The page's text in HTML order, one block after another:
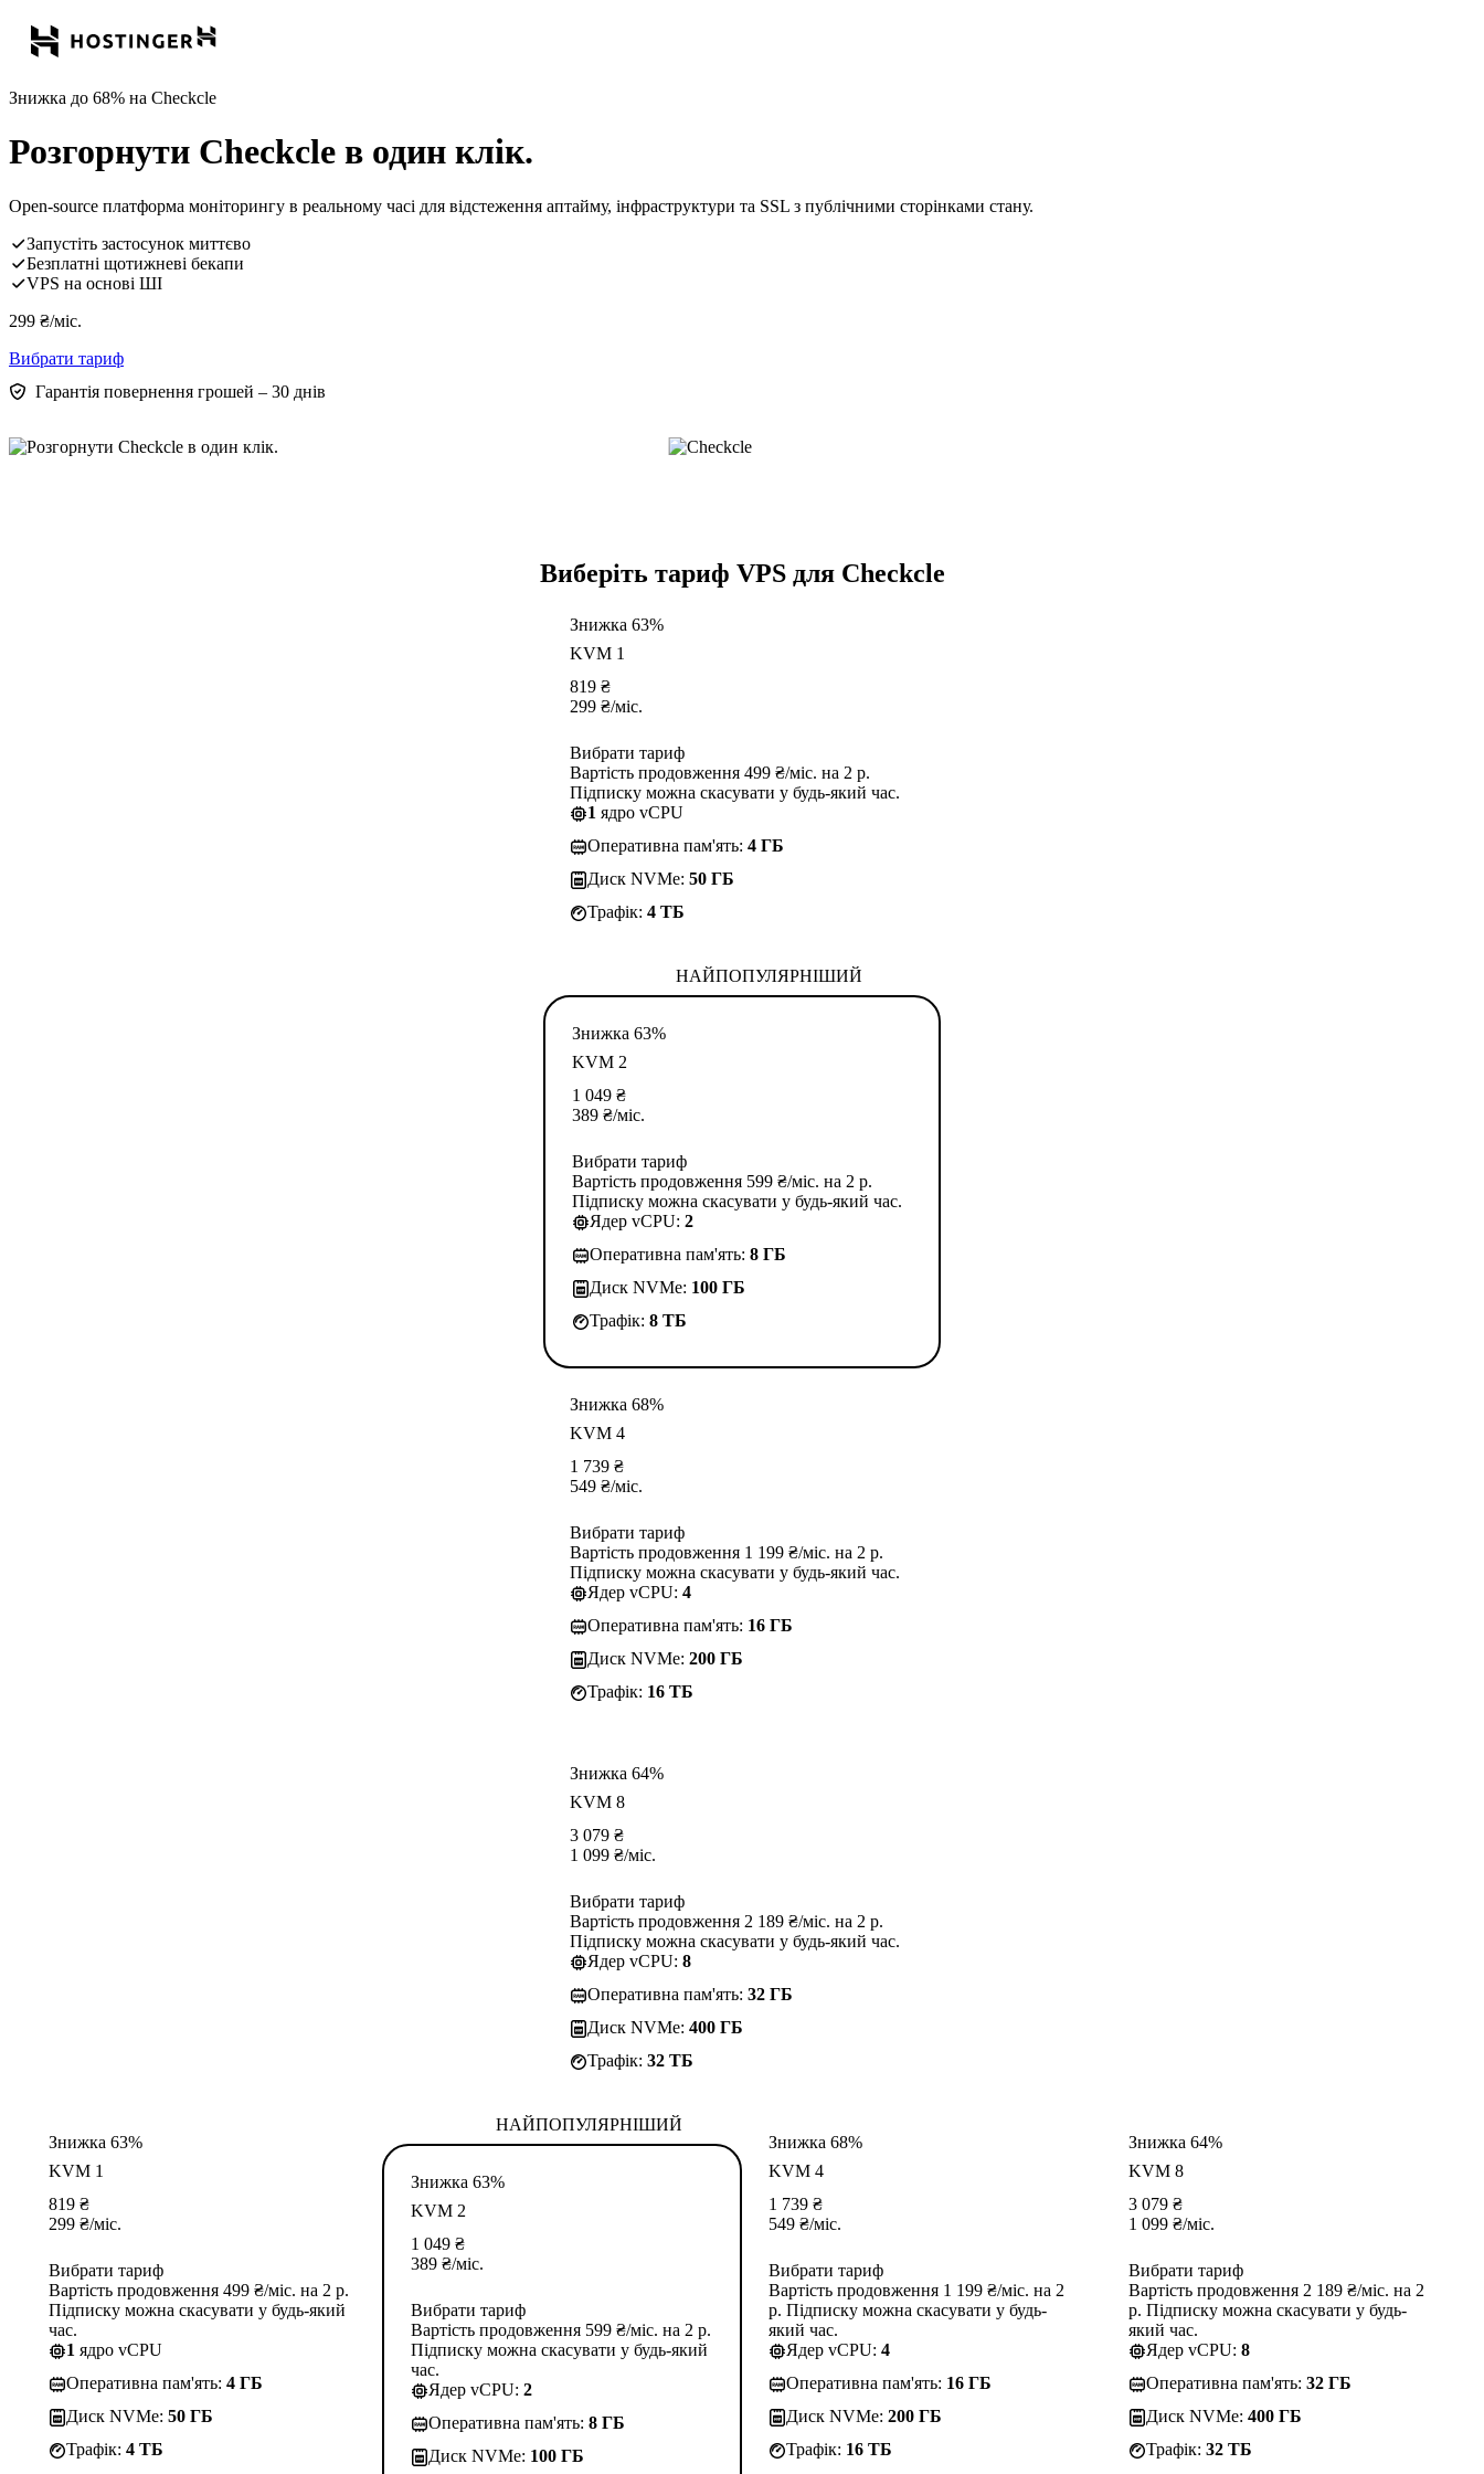
Знижка до 68% на Checkcle
Розгорнути Checkcle в один клік.
Open-source платформа моніторингу в реальному часі для відстеження аптайму, інфраструктури та SSL з публічними сторінками стану.
Запустіть застосунок миттєво
Безплатні щотижневі бекапи
VPS на основі ШІ
299 ₴/міс.
Вибрати тариф
Гарантія повернення грошей – 30 днів
Виберіть тариф VPS для Checkcle
Знижка 63%
KVM 1
819 ₴
299 ₴/міс.
Вибрати тариф
Вартість продовження 499 ₴/міс. на 2 р.
Підписку можна скасувати у будь-який час.
1 ядро vCPU
Оперативна пам'ять: 4 ГБ
Диск NVMe: 50 ГБ
Трафік: 4 TБ
НАЙПОПУЛЯРНІШИЙ
Знижка 63%
KVM 2
1 049 ₴
389 ₴/міс.
Вибрати тариф
Вартість продовження 599 ₴/міс. на 2 р.
Підписку можна скасувати у будь-який час.
Ядер vCPU: 2
Оперативна пам'ять: 8 ГБ
Диск NVMe: 100 ГБ
Трафік: 8 TБ
Знижка 68%
KVM 4
1 739 ₴
549 ₴/міс.
Вибрати тариф
Вартість продовження 1 199 ₴/міс. на 2 р.
Підписку можна скасувати у будь-який час.
Ядер vCPU: 4
Оперативна пам'ять: 16 ГБ
Диск NVMe: 200 ГБ
Трафік: 16 TБ
Знижка 64%
KVM 8
3 079 ₴
1 099 ₴/міс.
Вибрати тариф
Вартість продовження 2 189 ₴/міс. на 2 р.
Підписку можна скасувати у будь-який час.
Ядер vCPU: 8
Оперативна пам'ять: 32 ГБ
Диск NVMe: 400 ГБ
Трафік: 32 TБ
Знижка 63%
KVM 1
819 ₴
299 ₴/міс.
Вибрати тариф
Вартість продовження 499 ₴/міс. на 2 р.
Підписку можна скасувати у будь-який
час.
1 ядро vCPU
Оперативна пам'ять: 4 ГБ
Диск NVMe: 50 ГБ
Трафік: 4 TБ
НАЙПОПУЛЯРНІШИЙ
Знижка 63%
KVM 2
1 049 ₴
389 ₴/міс.
Вибрати тариф
Вартість продовження 599 ₴/міс. на 2 р.
Підписку можна скасувати у будь-який
час.
Ядер vCPU: 2
Оперативна пам'ять: 8 ГБ
Диск NVMe: 100 ГБ
Знижка 68%
KVM 4
1 739 ₴
549 ₴/міс.
Вибрати тариф
Вартість продовження 1 199 ₴/міс. на 2
р. Підписку можна скасувати у будь-
який час.
Ядер vCPU: 4
Оперативна пам'ять: 16 ГБ
Диск NVMe: 200 ГБ
Трафік: 16 TБ
Знижка 64%
KVM 8
3 079 ₴
1 099 ₴/міс.
Вибрати тариф
Вартість продовження 2 189 ₴/міс. на 2
р. Підписку можна скасувати у будь-
який час.
Ядер vCPU: 8
Оперативна пам'ять: 32 ГБ
Диск NVMe: 400 ГБ
Трафік: 32 TБ